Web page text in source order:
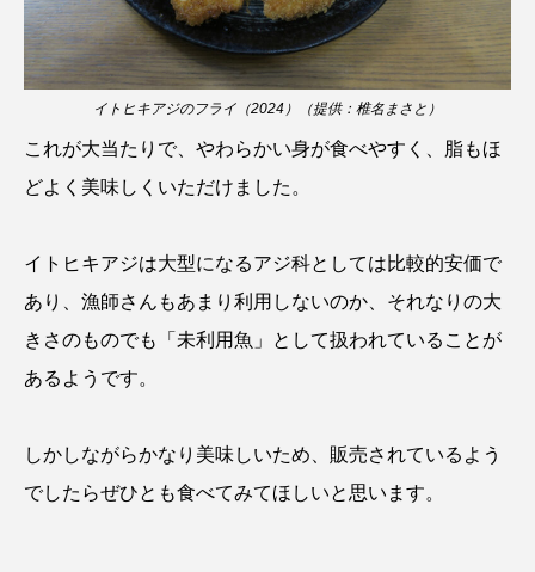
ブックレビュー ブリ ブルーカーボン
プランクトン
ヘラヤガラ ベタ ベニザケ ベラ
ホタルイカ ホッキガイ ホッケ
ホネガイ ホホジロザメ
ホヤ ホンモロコ
マイクロプラスチック
マス マダイ マダコ マダラ
イトヒキアジのフライ（2024）（提供：椎名まさと）
これが大当たりで、やわらかい身が食べやすく、脂もほ
どよく美味しくいただけました。
イトヒキアジは大型になるアジ科としては比較的安価で
あり、漁師さんもあまり利用しないのか、それなりの大
きさのものでも「未利用魚」として扱われていることが
あるようです。
しかしながらかなり美味しいため、販売されているよう
でしたらぜひとも食べてみてほしいと思います。